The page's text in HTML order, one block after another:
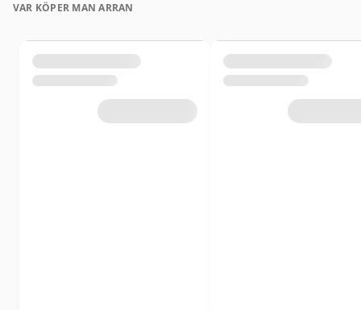
VAR KÖPER MAN ARRAN